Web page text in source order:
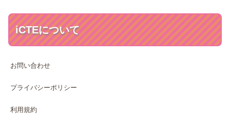
iCTEについて
お問い合わせ
プライバシーポリシー
利用規約